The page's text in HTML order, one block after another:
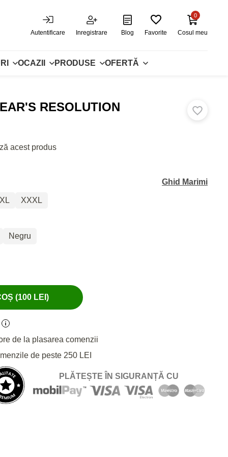
Autentificare Inregistrare Blog Favorite Cosul meu
0
OCAZII PRODUSE OFERTĂ
RESOLUTION
acest produs
Ghid Marimi
XXXL
Negru
(100 LEI)
de la plasarea comenzii
de peste 250 LEI
PLĂTEȘTE ÎN SIGURANȚĂ CU